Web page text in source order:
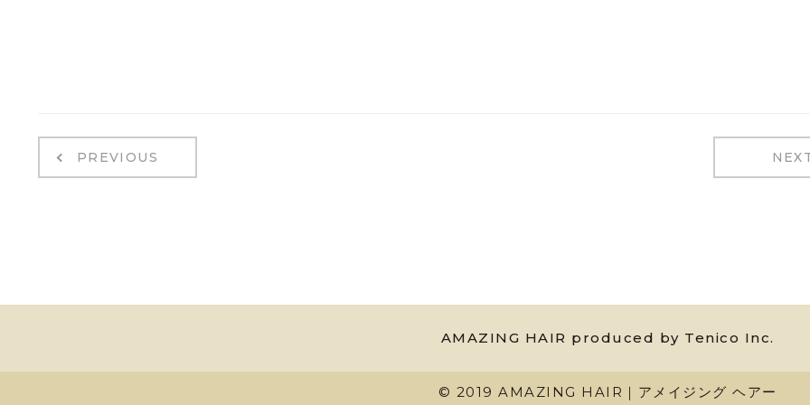
PREVIOUS
AMAZING HAIR produced by Tenico Inc.
© 2019 AMAZING HAIR｜アメイジング ヘアー